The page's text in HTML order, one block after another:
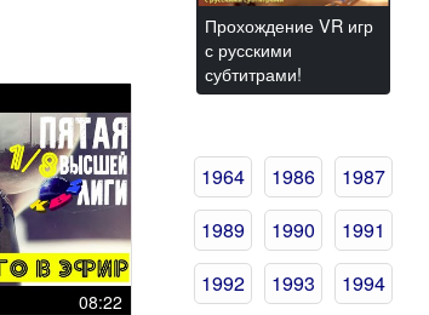
08:22
Прохождение VR игр
с русскими
субтитрами!
1964 1986
1987
1989
1990
1991
1992
1993
1994